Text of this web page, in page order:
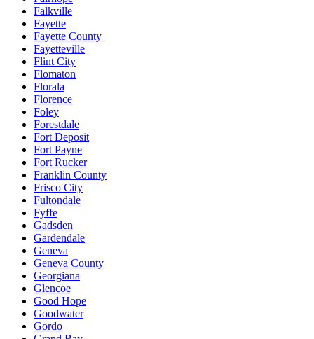
Falkville
Fayette
Fayette County
Fayetteville
Flint City
Flomaton
Florala
Florence
Foley
Forestdale
Fort Deposit
Fort Payne
Fort Rucker
Franklin County
Frisco City
Fultondale
Fyffe
Gadsden
Gardendale
Geneva
Geneva County
Georgiana
Glencoe
Good Hope
Goodwater
Gordo